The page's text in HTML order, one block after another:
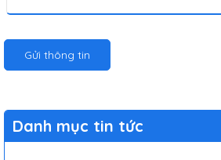
Gửi thông tin
Danh mục tin tức